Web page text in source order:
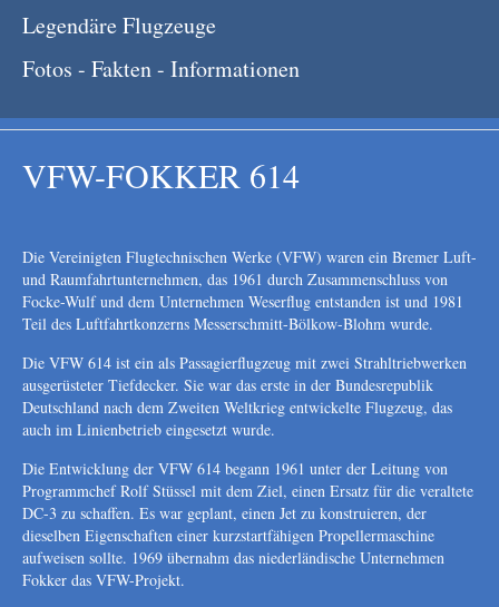
Legendäre Flugzeuge
Fotos - Fakten - Informationen
VFW-FOKKER 614
Die Vereinigten Flugtechnischen Werke (VFW) waren ein Bremer Luft-
und Raumfahrtunternehmen, das 1961 durch Zusammenschluss von
Focke-Wulf und dem Unternehmen Weserflug entstanden ist und 1981
Teil des Luftfahrtkonzerns Messerschmitt-Bölkow-Blohm wurde.
Die VFW 614 ist ein als Passagierflugzeug mit zwei Strahltriebwerken
ausgerüsteter Tiefdecker. Sie war das erste in der Bundesrepublik
Deutschland nach dem Zweiten Weltkrieg entwickelte Flugzeug, das
auch im Linienbetrieb eingesetzt wurde.
Die Entwicklung der VFW 614 begann 1961 unter der Leitung von
Programmchef Rolf Stüssel mit dem Ziel, einen Ersatz für die veraltete
DC-3 zu schaffen. Es war geplant, einen Jet zu konstruieren, der
dieselben Eigenschaften einer kurzstartfähigen Propellermaschine
aufweisen sollte. 1969 übernahm das niederländische Unternehmen
Fokker das VFW-Projekt.